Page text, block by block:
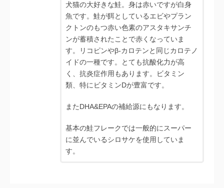
犬猫の大好きな鮭。身は赤いですが白身
魚です。鮭が餌としているエビやプラン
クトンのもつ赤い色素のアスタキサンチ
ンが蓄積されたことで赤くなっていま
す。リコピンやβ-カロテンと同じカロテノ
イドの一種です。とても抗酸化力が高
く、抗炎症作用もあります。ビタミン
類、特にビタミンDが豊富です。
またDHA&EPAの補給源にもなります。
基本の鮭フレークでは一般的にスーパー
に並んでいるシロサケを使用していま
す。